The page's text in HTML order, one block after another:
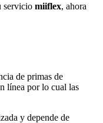
servicio miiflex, ahora
de primas de
línea por lo cual las
y depende de